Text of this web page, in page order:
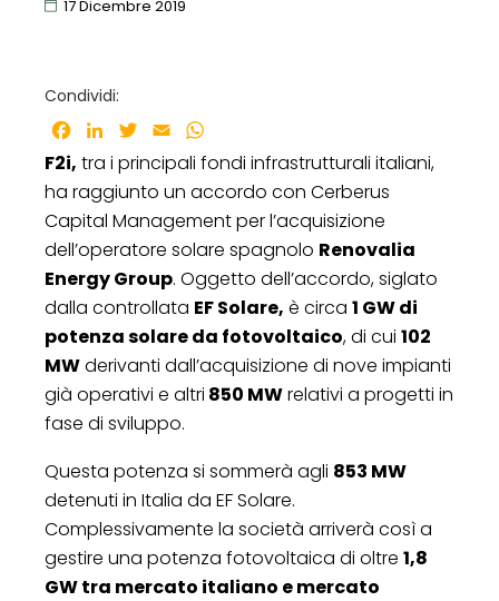
17 Dicembre 2019
Condividi:
Facebook
LinkedInTwitter
Email
F2i, tra i principali fondi infrastrutturali italiani,
ha raggiunto un accordo con Cerberus
Capital Management per l’acquisizione
dell’operatore solare spagnolo Renovalia
Energy Group. Oggetto dell’accordo, siglato
dalla controllata EF Solare, è circa 1 GW di
potenza solare da fotovoltaico, di cui 102
MWderivanti dall’acquisizione di nove impianti
già operativi e altri 850 MWrelativi a progetti in
fase di sviluppo.
Questa potenza si sommerà agli 853 MW
detenuti in Italia da EF Solare.
Complessivamente la società arriverà così a
gestire una potenza fotovoltaica di oltre 1,8
GW tra mercato italiano e mercato